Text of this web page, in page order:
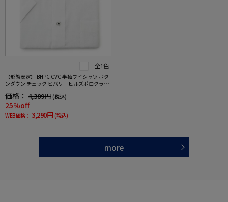
全1色
【形態安定】 BHPC CVC 半袖ワイシャツ ボタ
ンダウン チェック ビバリーヒルズポロクラブ
価格： 4,389円 (税込)
25%off
WEB価格： 3,290円 (税込)
more